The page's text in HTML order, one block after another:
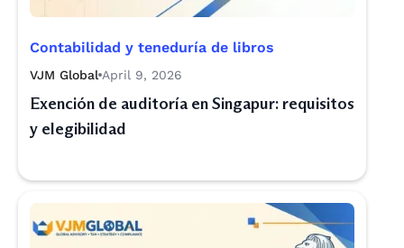
Contabilidad y teneduría de libros
VJM Global April 9, 2026
Exención de auditoría en Singapur: requisitos
y elegibilidad